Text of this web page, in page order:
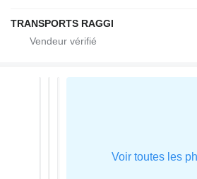
TRANSPORTS RAGGI